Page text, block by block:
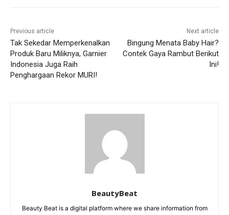
Previous article
Tak Sekedar Memperkenalkan
Produk Baru Miliknya, Garnier
Indonesia Juga Raih
Penghargaan Rekor MURI!
Next article
Bingung Menata Baby Hair?
Contek Gaya Rambut Berikut
Ini!
BeautyBeat
Beauty Beat is a digital platform where we share information from